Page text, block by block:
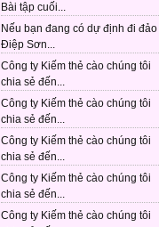
Bài tập cuối...
Nếu bạn đang có dự định đi đảo
Điệp Sơn...
Công ty Kiếm thẻ cào chúng tôi
chia sẻ đến...
Công ty Kiếm thẻ cào chúng tôi
chia sẻ đến...
Công ty Kiếm thẻ cào chúng tôi
chia sẻ đến...
Công ty Kiếm thẻ cào chúng tôi
chia sẻ đến...
Công ty Kiếm thẻ cào chúng tôi